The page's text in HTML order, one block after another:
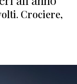
Crociere,